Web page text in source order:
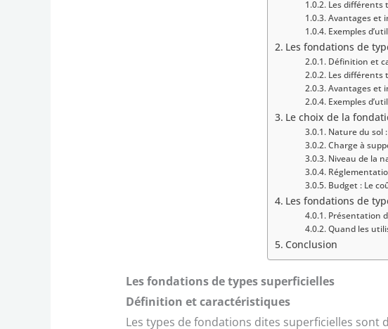
Les différents
Avantages et
Exemples
Les fondations de
Définition et
Les différents
Avantages et
Exemples
Le choix de la
Nature du sol :
Charge à
Niveau de la
Budget : Le
Les fondations de
Présentation
Quand les
Conclusion
Les fondations de types superficielles
Définition et caractéristiques
Les types de fondations dites superficielles